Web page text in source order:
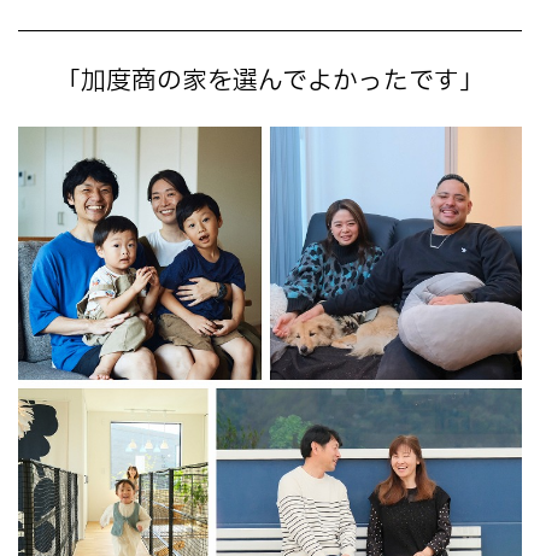
「加度商の家を選んでよかったです」